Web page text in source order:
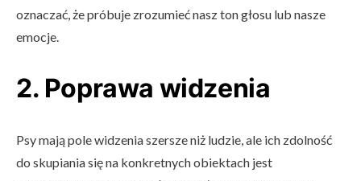
oznaczać, że próbuje zrozumieć nasz ton głosu lub nasze
emocje.
2. Poprawa widzenia
Psy mają pole widzenia szersze niż ludzie, ale ich zdolność
do skupiania się na konkretnych obiektach jest